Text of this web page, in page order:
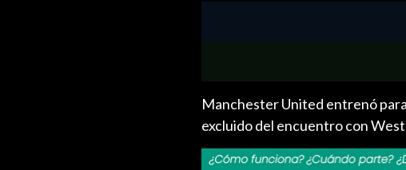
Manchester United entrenó
excluido del encuentro con